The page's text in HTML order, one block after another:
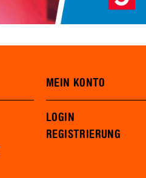
MEIN KONTO
LOGIN
REGISTRIERUNG